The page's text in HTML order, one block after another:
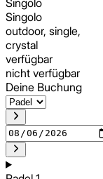
Singolo
Singolo
outdoor, single,
crystal
verfügbar
nicht verfügbar
Deine Buchung